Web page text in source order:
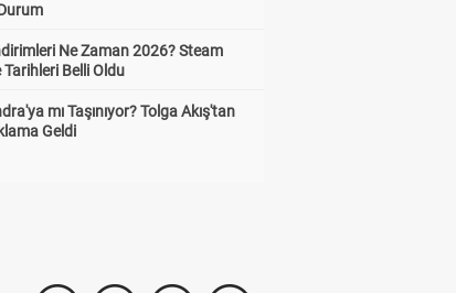
Ne Zaman 2026? Steam
Tarihleri Belli Oldu
mı Taşınıyor? Tolga Akış'tan
Geldi